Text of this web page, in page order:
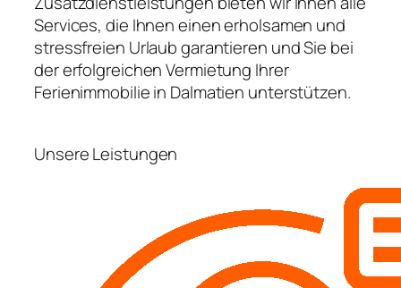
Services, die Ihnen einen erholsamen und
stressfreien Urlaub garantieren und Sie bei
der erfolgreichen Vermietung Ihrer
Ferienimmobilie in Dalmatien unterstützen.
Unsere Leistungen